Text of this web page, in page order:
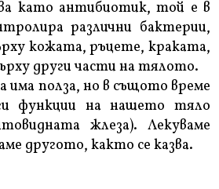
като антибиотик, той е в
различни бактерии,
кожата, ръцете, краката,
други части на тялото.
има полза, но в същото време
функции на нашето тяло
жлеза). Лекуваме
другото, както се казва.